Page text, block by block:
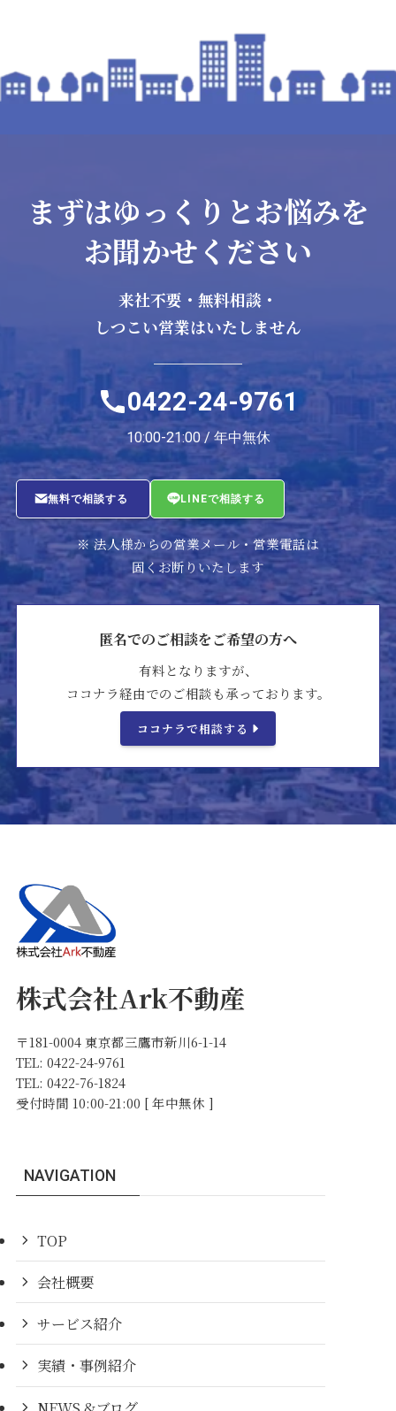
まずはゆっくりとお悩みを
お聞かせください
来社不要・無料相談・
しつこい営業はいたしません
0422-24-9761
10:00-21:00 / 年中無休
無料で相談する LINEで相談する
※ 法人様からの営業メール・営業電話は
固くお断りいたします
匿名でのご相談をご希望の方へ
有料となりますが、
ココナラ経由でのご相談も承っております。
ココナラで相談する
株式会社Ark不動産
〒181-0004 東京都三鷹市新川6-1-14
TEL: 0422-24-9761
TEL: 0422-76-1824
受付時間 10:00-21:00 [ 年中無休 ]
NAVIGATION
TOP
会社概要
サービス紹介
実績・事例紹介